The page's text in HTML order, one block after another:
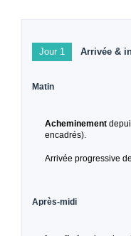
Jour 1 Arrivée &
Matin
Acheminement
encadrés).
Arrivée progressive
Après-midi